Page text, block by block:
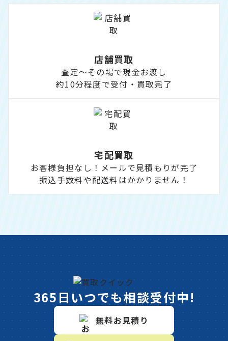
店舗買取
査定～その場で現金お渡し
約10分程度で受付・買取完了
宅配買取
お客様負担なし！メールで見積もりが完了
振込手数料や配送料はかかりません！
365日いつでも相談受付中!
無料お見積り